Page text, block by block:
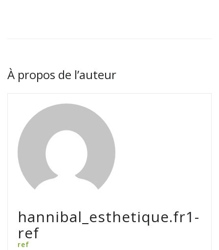
À propos de l’auteur
hannibal_esthetique.fr1-
ref
ref